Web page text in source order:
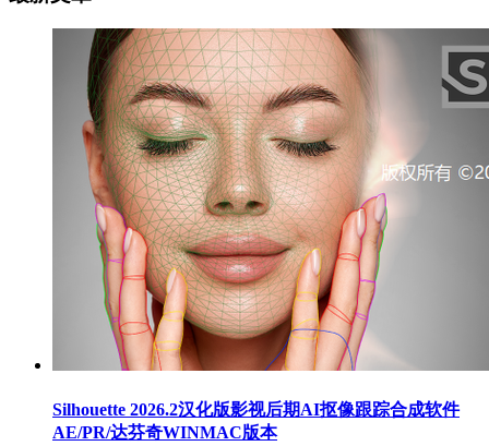
Silhouette 2026.2汉化版影视后期AI抠像跟踪合成软件
AE/PR/达芬奇WINMAC版本